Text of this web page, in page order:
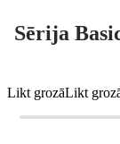
Sērija
Likt grozāLikt